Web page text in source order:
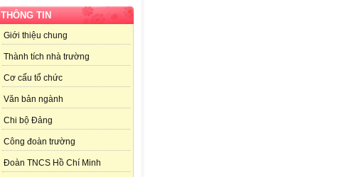
THÔNG TIN
Giới thiệu chung
Thành tích nhà trường
Cơ cấu tổ chức
Văn bản ngành
Chi bộ Đảng
Công đoàn trường
Đoàn TNCS Hồ Chí Minh